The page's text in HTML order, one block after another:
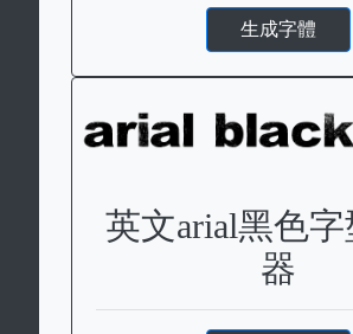
生成字體
英文arial黑色
器